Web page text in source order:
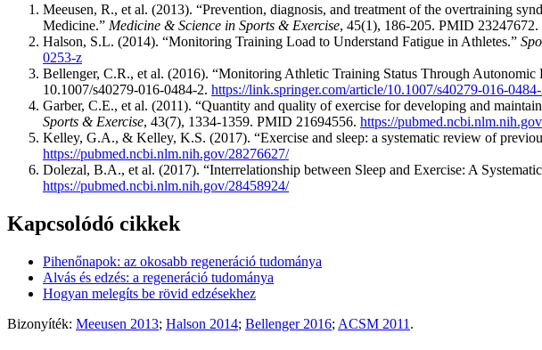
Meeusen, R., et al. (2013). “Prevention, diagnosis, and treatment of the overtraining
Medicine.” Medicine & Science in Sports & Exercise, 45(1), 186-205. PMID 23247672.
Halson, S.L. (2014). “Monitoring Training Load to Understand Fatigue in Athletes.”
0253-z
Bellenger, C.R., et al. (2016). “Monitoring Athletic Training Status Through
10.1007/s40279-016-0484-2. https://link.springer.com/article/10.1007/s40279-016-
Garber, C.E., et al. (2011). “Quantity and quality of exercise for developing and
Sports & Exercise, 43(7), 1334-1359. PMID 21694556. https://
Kelley, G.A., & Kelley, K.S. (2017). “Exercise and sleep: a systematic review of
https://pubmed.ncbi.nlm.nih.gov/28276627/
Dolezal, B.A., et al. (2017). “Interrelationship between Sleep and Exercise: A
https://pubmed.ncbi.nlm.nih.gov/28458924/
Kapcsolódó cikkek
Pihenőnapok: az okosabb regeneráció tudománya
Alvás és edzés: a regeneráció tudománya
Hogyan melegíts be rövid edzésekhez
Bizonyíték: Meeusen 2013; Halson 2014; Bellenger 2016; ACSM 2011 .